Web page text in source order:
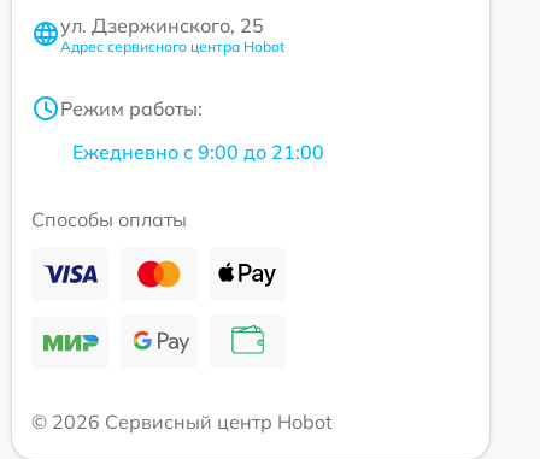
ул. Дзержинского, 25
Адрес сервисного центра Hobot
Режим работы:
Ежедневно с 9:00 до 21:00
Способы оплаты
© 2026 Сервисный центр Hobot